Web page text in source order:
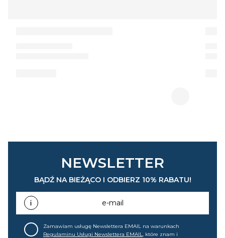
NEWSLETTER
BĄDŹ NA BIEŻĄCO I ODBIERZ 10% RABATU!
e-mail
Zamawiam usługę Newslettera EMAIL na warunkach
Regulaminu Usługi Newslettera EMAIL, które znam i